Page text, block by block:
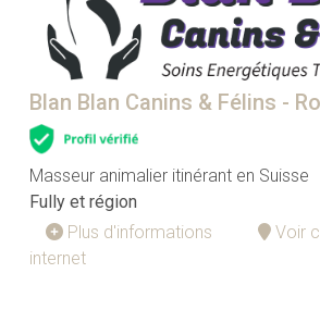
Blan Blan Canins & Félins -
Masseur animalier itinérant en Suisse
Fully et région
Plus d'informations
Voir
internet